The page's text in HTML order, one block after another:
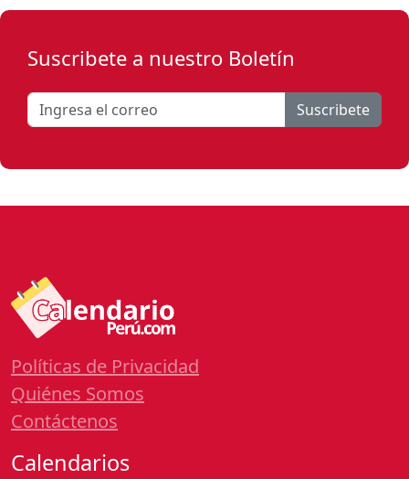
Suscribete a nuestro Boletín
Suscribete
Políticas de Privacidad
Quiénes Somos
Contáctenos
Calendarios